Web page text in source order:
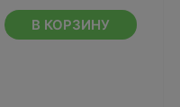
В КОРЗИНУ